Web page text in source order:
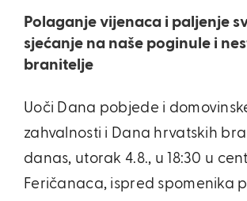
Polaganje vijenaca i paljenje
sjećanje na naše poginule i
branitelje
Uoči Dana pobjede i
zahvalnosti i Dana hrvatskih
danas, utorak 4.8., u 18:30 u
Feričanaca, ispred spomenika